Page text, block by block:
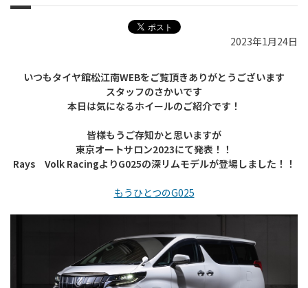
2023年1月24日
いつもタイヤ館松江南WEBをご覧頂きありがとうございます
スタッフのさかいです
本日は気になるホイールのご紹介です！
皆様もうご存知かと思いますが
東京オートサロン2023にて発表！！
Rays Volk RacingよりG025の深リムモデルが登場しました！！
もうひとつのG025